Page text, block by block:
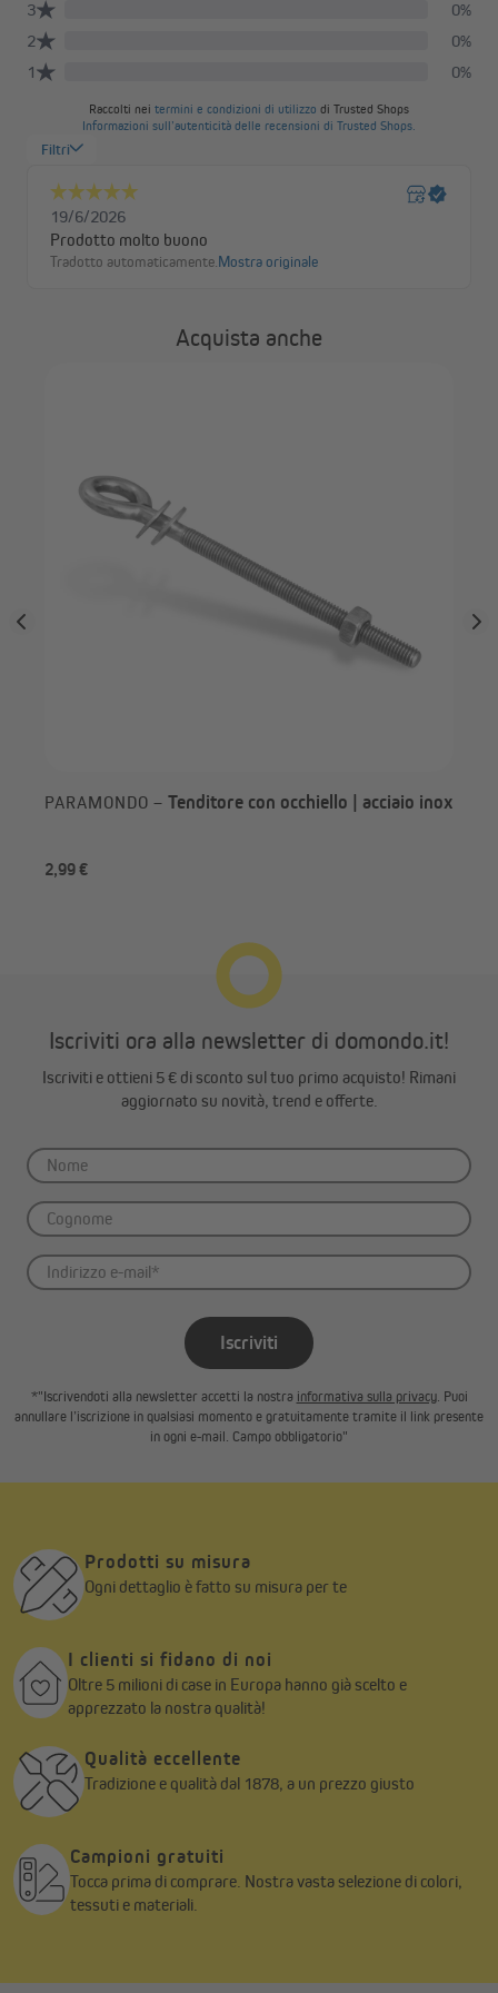
D: Asola del telo - Tenditore - Moschettone
Acquista anche
PARAMONDO – Tenditore con occhiello | acciaio inox
2,99 €
Iscriviti ora alla newsletter di domondo.it!
Iscriviti e ottieni 5 € di sconto sul tuo primo acquisto! Rimani
aggiornato su novità, trend e offerte.
Iscriviti
*"Iscrivendoti alla newsletter accetti la nostra informativa sulla privacy. Puoi
annullare l’iscrizione in qualsiasi momento e gratuitamente tramite il link presente
in ogni e-mail. Campo obbligatorio"
Prodotti su misura
Ogni dettaglio è fatto su misura per te
I clienti si fidano di noi
Oltre 5 milioni di case in Europa hanno già scelto e
apprezzato la nostra qualità!
Qualità eccellente
Tradizione e qualità dal 1878, a un prezzo giusto
Campioni gratuiti
Tocca prima di comprare. Nostra vasta selezione di colori,
tessuti e materiali.